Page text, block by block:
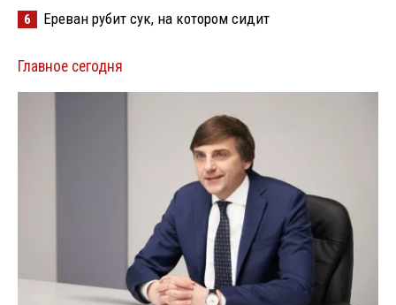
6 Ереван рубит сук, на котором сидит
Главное сегодня